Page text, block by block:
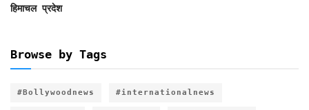
हिमाचल प्रदेश
Browse by Tags
#Bollywoodnews #internationalnews